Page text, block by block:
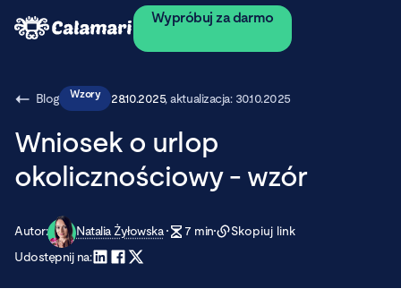
Wypróbuj za darmo
Blog Wzory 28.10.2025, aktualizacja: 30.10.2025
Wniosek o urlop
okolicznościowy - wzór
Autor: Natalia Żyłowska 7 min
Skopiuj link
Udostępnij na: